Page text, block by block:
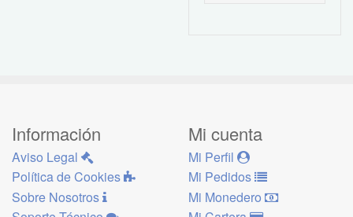
Información
Aviso Legal
Política de Cookies
Sobre Nosotros
Mi cuenta
Mi Perfil
Mi Pedidos
Mi Monedero